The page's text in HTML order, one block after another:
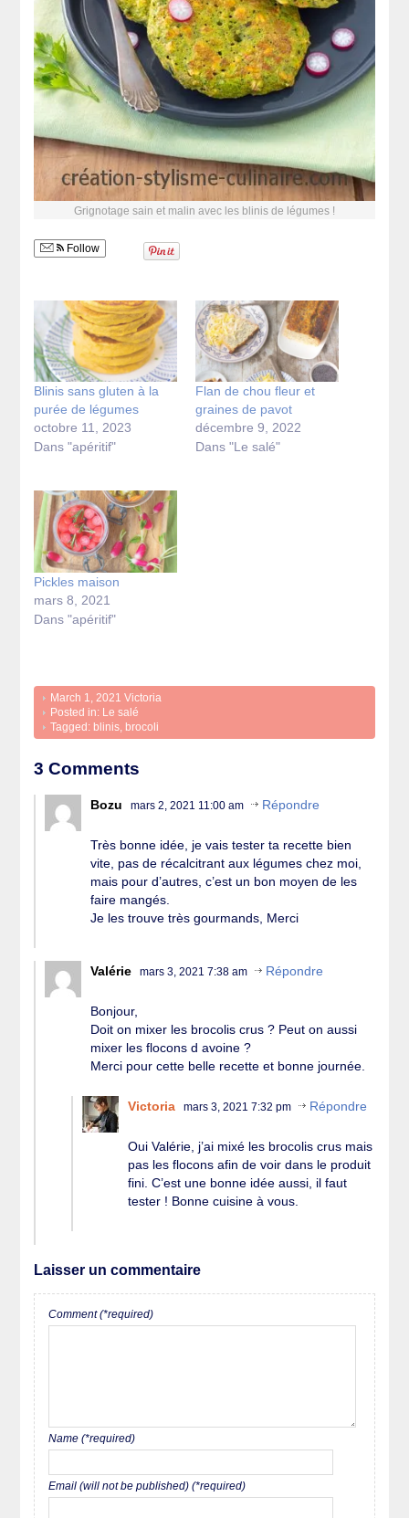
Grignotage sain et malin avec les blinis de légumes !
Follow
Blinis sans gluten à la
purée de légumes
octobre 11, 2023
Dans "apéritif"
Flan de chou fleur et
graines de pavot
décembre 9, 2022
Dans "Le salé"
Pickles maison
mars 8, 2021
Dans "apéritif"
March 1, 2021
Victoria
Posted in:
Le salé
Tagged: blinis brocoli
3 Comments
Bozu mars 2, 2021 11:00 am Répondre
Très bonne idée, je vais tester ta recette bien
vite, pas de récalcitrant aux légumes chez moi,
mais pour d’autres, c’est un bon moyen de les
faire mangés.
Je les trouve très gourmands, Merci
Valérie mars 3, 2021 7:38 am Répondre
Bonjour,
Doit on mixer les brocolis crus ? Peut on aussi
mixer les flocons d avoine ?
Merci pour cette belle recette et bonne journée.
Victoria mars 3, 2021 7:32 pm Répondre
Oui Valérie, j’ai mixé les brocolis crus mais
pas les flocons afin de voir dans le produit
fini. C’est une bonne idée aussi, il faut
tester ! Bonne cuisine à vous.
Laisser un commentaire
Comment (*required)
Name (*required)
Email (will not be published) (*required)